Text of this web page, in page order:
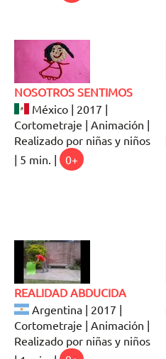
NOSOTROS SENTIMOS
México | 2017 |
Cortometraje | Animación |
Realizado por niñas y niños
| 5 min. |
0+
REALIDAD ABDUCIDA
Argentina | 2017 |
Cortometraje | Animación |
Realizado por niñas y niños